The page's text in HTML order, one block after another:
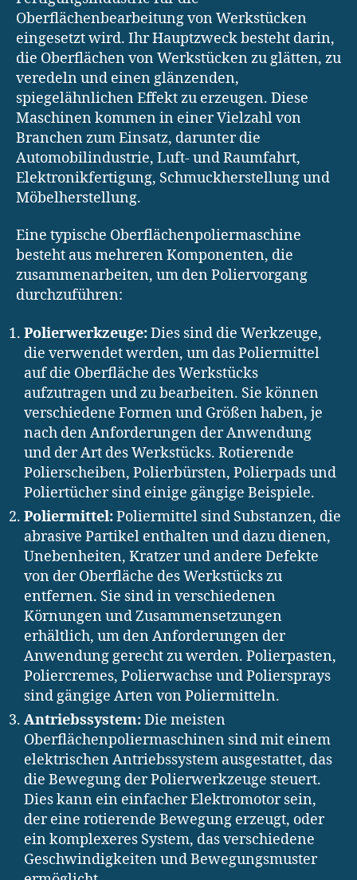
Oberflächenbearbeitung von Werkstücken
eingesetzt wird. Ihr Hauptzweck besteht darin,
die Oberflächen von Werkstücken zu glätten, zu
veredeln und einen glänzenden,
spiegelähnlichen Effekt zu erzeugen. Diese
Maschinen kommen in einer Vielzahl von
Branchen zum Einsatz, darunter die
Automobilindustrie, Luft- und Raumfahrt,
Elektronikfertigung, Schmuckherstellung und
Möbelherstellung.
Eine typische Oberflächenpoliermaschine
besteht aus mehreren Komponenten, die
zusammenarbeiten, um den Poliervorgang
durchzuführen:
Polierwerkzeuge:Dies sind die Werkzeuge,
die verwendet werden, um das Poliermittel
auf die Oberfläche des Werkstücks
aufzutragen und zu bearbeiten. Sie können
verschiedene Formen und Größen haben, je
nach den Anforderungen der Anwendung
und der Art des Werkstücks. Rotierende
Polierscheiben, Polierbürsten, Polierpads und
Poliertücher sind einige gängige Beispiele.
Poliermittel:Poliermittel sind Substanzen, die
abrasive Partikel enthalten und dazu dienen,
Unebenheiten, Kratzer und andere Defekte
von der Oberfläche des Werkstücks zu
entfernen. Sie sind in verschiedenen
Körnungen und Zusammensetzungen
erhältlich, um den Anforderungen der
Anwendung gerecht zu werden. Polierpasten,
Poliercremes, Polierwachse und Poliersprays
sind gängige Arten von Poliermitteln.
Antriebssystem:Die meisten
Oberflächenpoliermaschinen sind mit einem
elektrischen Antriebssystem ausgestattet, das
die Bewegung der Polierwerkzeuge steuert.
Dies kann ein einfacher Elektromotor sein,
der eine rotierende Bewegung erzeugt, oder
ein komplexeres System, das verschiedene
Geschwindigkeiten und Bewegungsmuster